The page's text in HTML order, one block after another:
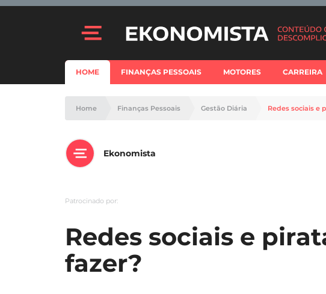
HOME FINANÇAS PESSOAIS MOTORES CARREIRA
Home Finanças Pessoais Gestão Diária Redes sociais e
Ekonomista
Redes sociais e
fazer?
Patrocinado por: